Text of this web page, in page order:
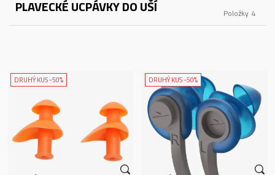
PLAVECKÉ UCPÁVKY DO UŠÍ 4
Položky
DRUHÝ KUS -50% DRUHÝ KUS -50%